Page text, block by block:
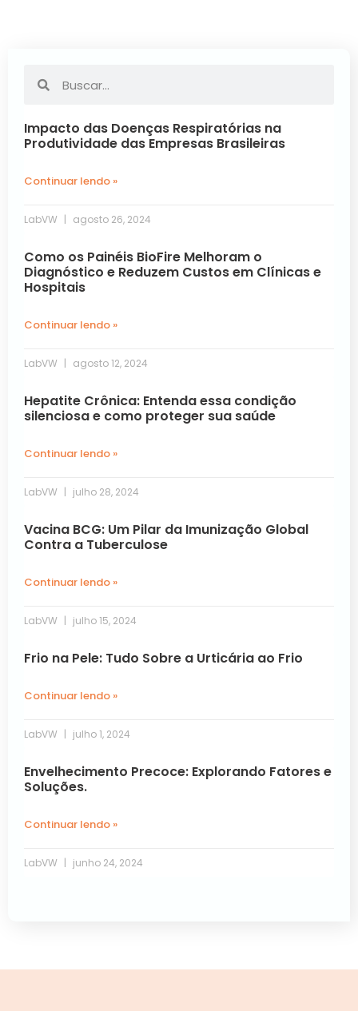
Impacto das Doenças Respiratórias na
Produtividade das Empresas Brasileiras
Continuar lendo »
LabVW agosto 26, 2024
Como os Painéis BioFire Melhoram o
Diagnóstico e Reduzem Custos em Clínicas e
Hospitais
Continuar lendo »
LabVW agosto 12, 2024
Hepatite Crônica: Entenda essa condição
silenciosa e como proteger sua saúde
Continuar lendo »
LabVW julho 28, 2024
Vacina BCG: Um Pilar da Imunização Global
Contra a Tuberculose
Continuar lendo »
LabVW julho 15, 2024
Frio na Pele: Tudo Sobre a Urticária ao Frio
Continuar lendo »
LabVW julho 1, 2024
Envelhecimento Precoce: Explorando Fatores e
Soluções.
Continuar lendo »
LabVW junho 24, 2024